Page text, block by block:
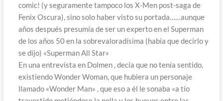
comic! (y seguramente tampoco los X-Men post-saga de
Fenix Oscura), sino solo haber visto su portada……aunque
años después presumía de ser un experto en el Superman
de los años 50 en la sobrevaloradísima (había que decirlo y
se dijo) «Superman All Star»
En una entrevista en Dolmen , decía que no tenía sentido,
existiendo Wonder Woman, que hubiera un personaje
llamado «Wonder Man» , que eso a él le sonaba «a tío